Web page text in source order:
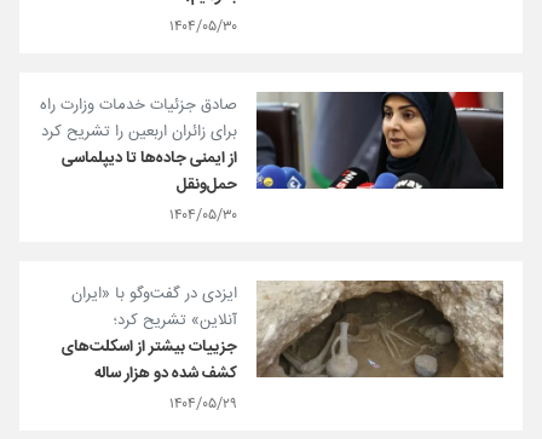
۱۴۰۴/۰۵/۳۰
صادق جزئیات خدمات وزارت راه
برای زائران اربعین را تشریح کرد
از ایمنی جاده‌ها تا دیپلماسی
حمل‌ونقل
۱۴۰۴/۰۵/۳۰
ایزدی در گفت‌وگو با «ایران
آنلاین» تشریح کرد؛
جزییات بیشتر از اسکلت‌های
کشف شده دو هزار ساله
۱۴۰۴/۰۵/۲۹